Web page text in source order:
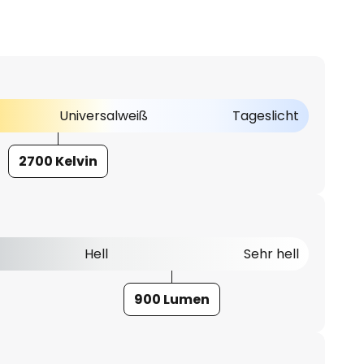
Universalweiß Tageslicht
2700 Kelvin
Hell Sehr hell
900 Lumen